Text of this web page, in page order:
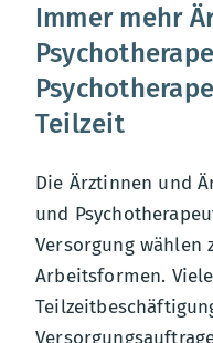
Immer mehr
Teilzeit
Die Ärztinnen und
und
Versorgung wählen
Arbeitsformen.